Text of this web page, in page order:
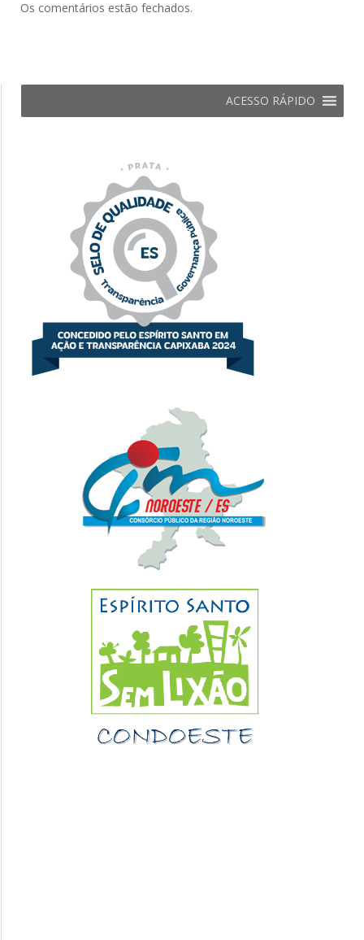
Os comentários estão fechados.
ACESSO RÁPIDO